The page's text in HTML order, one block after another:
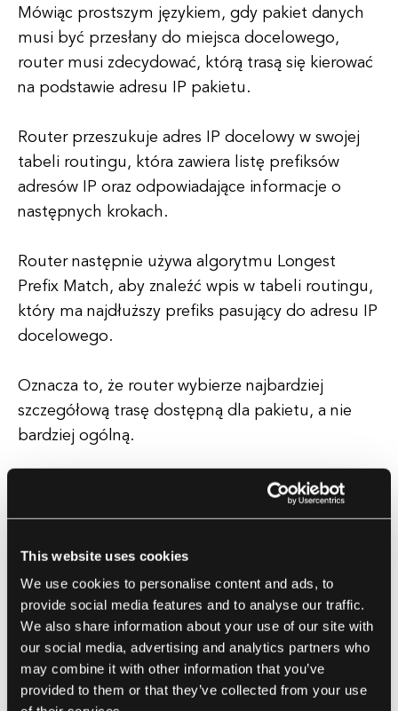
This website uses cookies
We use cookies to personalise content and ads, to
provide social media features and to analyse our traffic.
We also share information about your use of our site with
our social media, advertising and analytics partners who
may combine it with other information that you’ve
provided to them or that they’ve collected from your use
Mówiąc prostszym językiem, gdy pakiet danych
musi być przesłany do miejsca docelowego,
router musi zdecydować, którą trasą się kierować
na podstawie adresu IP pakietu.
Router przeszukuje adres IP docelowy w swojej
tabeli routingu, która zawiera listę prefiksów
adresów IP oraz odpowiadające informacje o
następnych krokach.
Router następnie używa algorytmu Longest
Prefix Match, aby znaleźć wpis w tabeli routingu,
który ma najdłuższy prefiks pasujący do adresu IP
docelowego.
Oznacza to, że router wybierze najbardziej
szczegółową trasę dostępną dla pakietu, a nie
bardziej ogólną.
Na przykład, jeśli tabela routingu zawiera dwa
wpisy: 192.168.1.0/24 i 192.168.1.128/25, a adres
drugi wpis (192.168.1.128/25), ponieważ ma
dłuższe dopasowanie prefiksu niż pierwszy wpis.
Longest Prefix Match jest kluczowe dla
efektywnego routingu w dużych sieciach,
ponieważ zapewnia, że pakiety są przesyłane